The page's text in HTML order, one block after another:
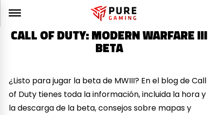
CALL OF DUTY: MODERN WARFARE III
BETA
¿Listo para jugar la beta de MWIII? En el blog de Call
of Duty tienes toda la información, incluida la hora y
la descarga de la beta, consejos sobre mapas y